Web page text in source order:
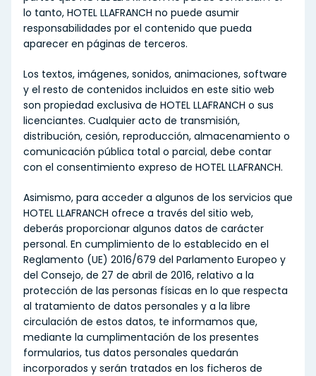
lo tanto, HOTEL LLAFRANCH no puede asumir
responsabilidades por el contenido que pueda
aparecer en páginas de terceros.
Los textos, imágenes, sonidos, animaciones, software
y el resto de contenidos incluidos en este sitio web
son propiedad exclusiva de HOTEL LLAFRANCH o sus
licenciantes. Cualquier acto de transmisión,
distribución, cesión, reproducción, almacenamiento o
comunicación pública total o parcial, debe contar
con el consentimiento expreso de HOTEL LLAFRANCH.
Asimismo, para acceder a algunos de los servicios que
HOTEL LLAFRANCH ofrece a través del sitio web,
deberás proporcionar algunos datos de carácter
personal. En cumplimiento de lo establecido en el
Reglamento (UE) 2016/679 del Parlamento Europeo y
del Consejo, de 27 de abril de 2016, relativo a la
protección de las personas físicas en lo que respecta
al tratamiento de datos personales y a la libre
circulación de estos datos, te informamos que,
mediante la cumplimentación de los presentes
formularios, tus datos personales quedarán
incorporados y serán tratados en los ficheros de